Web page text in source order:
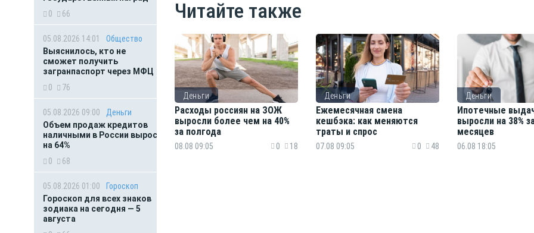
0
66
05.08.2026 14:01
Общество
Выяснилось, кто не
сможет получить
загранпаспорт через МФЦ
0
76
05.08.2026 09:00
Деньги
Объем продаж кредитов
наличными в России вырос
на 64%
0
68
05.08.2026 01:00
Гороскоп
Гороскоп для всех знаков
зодиака на сегодня — 5
августа
Читайте также
Деньги
Расходы россиян на ЗОЖ
выросли более чем на 40%
за полгода
08.08 09:05 0 18
Деньги
Ежемесячная смена
кешбэка: как меняются
траты и спрос
07.08 09:05 0 48
Деньги
Ипотечные
выросли на 38%
месяцев
06.08 18:05